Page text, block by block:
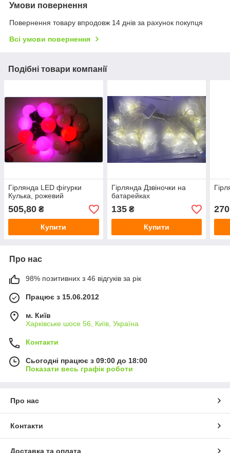
Умови повернення
Повернення товару впродовж 14 днів за рахунок покупця
Всі умови повернення
Подібні товари компанії
Гірлянда LED фігурки
Кулька, рожевий
505,80 ₴
Купити
Гірлянда Дзвіночки на
батарейках
135₴
Купити
270
Про нас
98% позитивних з 46 відгуків за рік
Працює з 15.06.2012
м. Київ
Харківське шосе 56, Київ, Україна
Контакти
Сьогодні працює з 09:00 до 18:00
Показати весь графік роботи
Про нас
Контакти
Доставка та оплата